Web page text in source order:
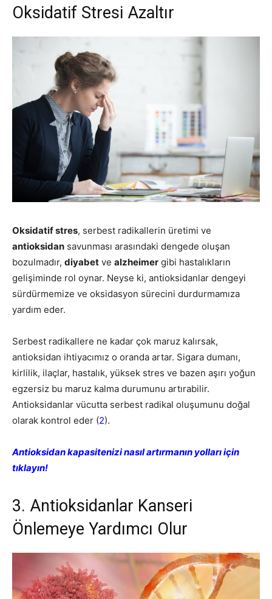
Oksidatif Stresi Azaltır
Oksidatif stres, serbest radikallerin üretimi ve
antioksidan savunması arasındaki dengede oluşan
bozulmadır, diyabet ve alzheimer gibi hastalıkların
gelişiminde rol oynar. Neyse ki, antioksidanlar dengeyi
sürdürmemize ve oksidasyon sürecini durdurmamıza
yardım eder.
Serbest radikallere ne kadar çok maruz kalırsak,
antioksidan ihtiyacımız o oranda artar. Sigara dumanı,
kirlilik, ilaçlar, hastalık, yüksek stres ve bazen aşırı yoğun
egzersiz bu maruz kalma durumunu artırabilir.
Antioksidanlar vücutta serbest radikal oluşumunu doğal
olarak kontrol eder (2).
Antioksidan kapasitenizi nasıl artırmanın yolları için
tıklayın!
3. Antioksidanlar Kanseri
Önlemeye Yardımcı Olur